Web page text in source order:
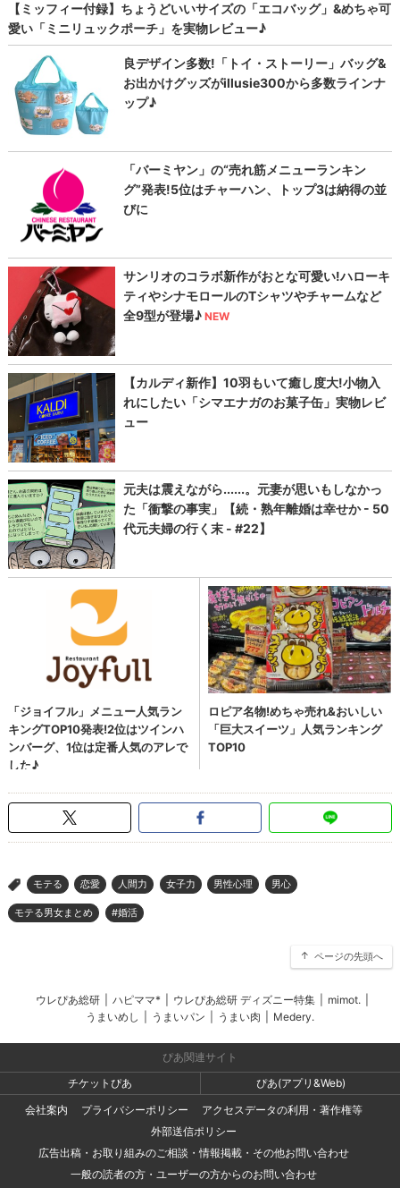
> モテる 恋愛 人間力 女子力 男性心理 男心
モテる男女まとめ #婚活
ページの先頭へ
ウレぴあ総研 ハピママ* ウレぴあ総研 ディズニー特集 mimot.
うまいめし
うまいパン うまい肉 Medery.
ぴあ関連サイト
チケットぴあ
ぴあ(アプリ&Web)
会社案内
プライバシーポリシー
アクセスデータの利用・著作権等
外部送信ポリシー
広告出稿・お取り組みのご相談・情報掲載・その他お問い合わせ
一般の読者の方・ユーザーの方からのお問い合わせ